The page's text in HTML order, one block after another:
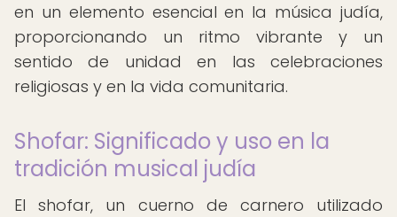
en un elemento esencial en la música judía,
proporcionando un ritmo vibrante y un
sentido de unidad en las celebraciones
religiosas y en la vida comunitaria.
Shofar: Significado y uso en la
tradición musical judía
El shofar, un cuerno de carnero utilizado